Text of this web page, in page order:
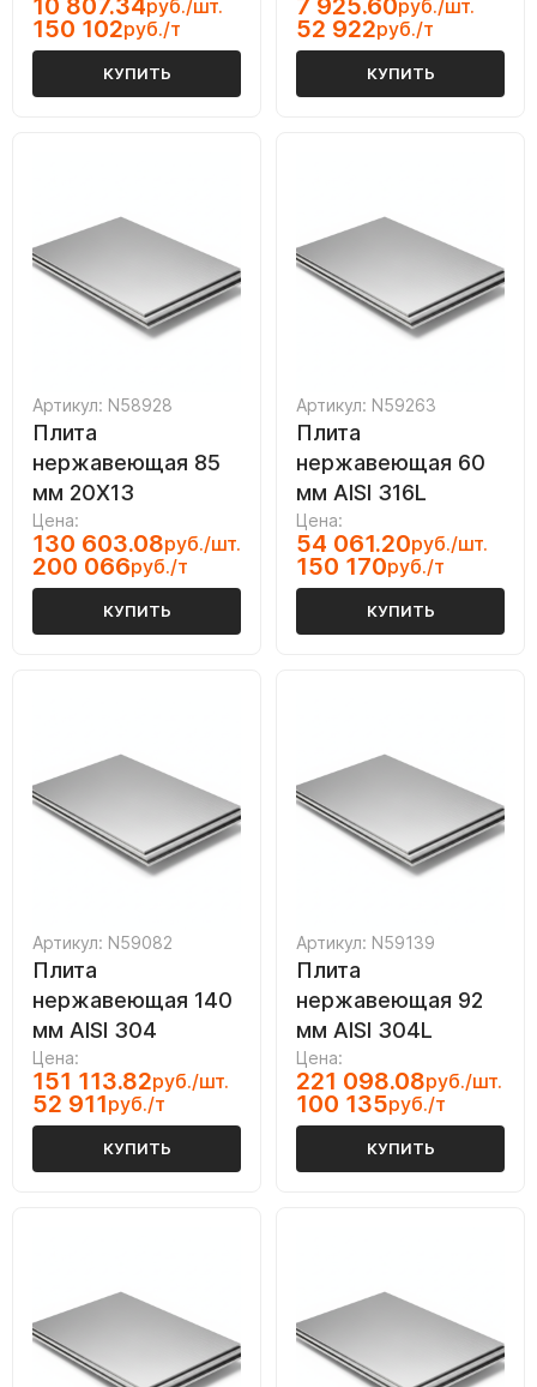
10 807.34руб./шт.
150 102руб./т
КУПИТЬ
7 925.60руб./шт.
52 922руб./т
КУПИТЬ
Артикул: N58928
Плита
нержавеющая 85
мм 20Х13
Цена:
130 603.08руб./шт.
200 066руб./т
КУПИТЬ
Артикул: N59263
Плита
нержавеющая 60
мм AISI 316L
Цена:
54 061.20руб./шт.
150 170руб./т
КУПИТЬ
Артикул: N59082
Плита
нержавеющая 140
мм AISI 304
Цена:
151 113.82руб./шт.
52 911руб./т
КУПИТЬ
Артикул: N59139
Плита
нержавеющая 92
мм AISI 304L
Цена:
221 098.08руб./шт.
100 135руб./т
КУПИТЬ